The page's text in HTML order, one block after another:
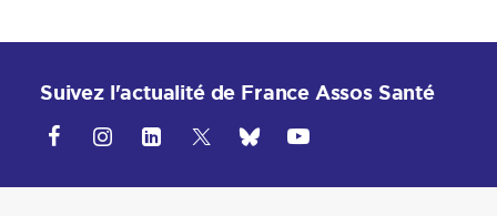
Suivez l'actualité de France Assos Santé